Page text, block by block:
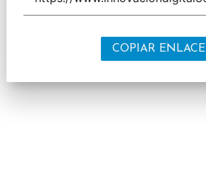
COPIAR ENLACE